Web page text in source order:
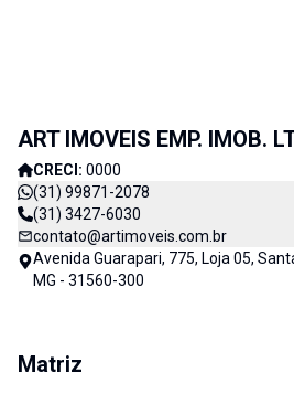
ART IMOVEIS EMP. IMOB.
CRECI: 0000
(31) 99871-2078
(31) 3427-6030
contato@artimoveis.com.br
Avenida Guarapari, 775, Loja 05,
MG - 31560-300
Matriz